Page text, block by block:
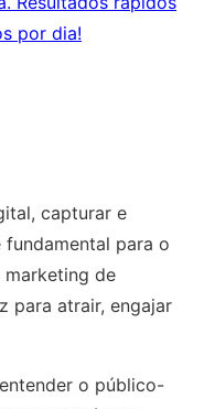
por dia!
capturar e
para o
marketing de
para atrair, engajar
o público-